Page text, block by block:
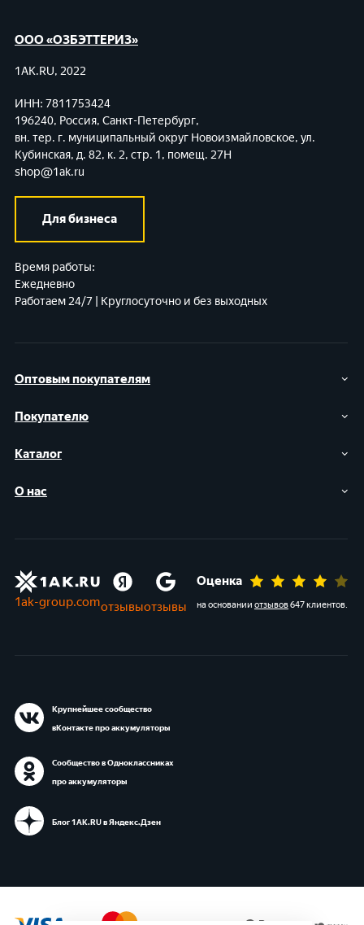
Оптовым покупателям
Покупателю
Каталог
О нас
ООО «ОЗБЭТТЕРИЗ»
1AK.RU, 2022
ИНН: 7811753424
196240, Россия, Санкт-Петербург,
вн. тер. г. муниципальный округ Новоизмайловское, ул.
Кубинская, д. 82, к. 2, стр. 1, помещ. 27Н
shop@1ak.ru
Для бизнеса
Время работы:
Ежедневно
Работаем 24/7 | Круглосуточно и без выходных
1ak-group.comотзывыотзывы
Оценка
на основании отзывов647 клиентов.
Крупнейшее сообщество
вКонтакте про аккумуляторы
Сообщество в Одноклассниках
про аккумуляторы
Блог 1АК.RU в Яндекс.Дзен